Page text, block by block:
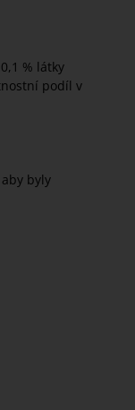
% látky
podíl v
byly